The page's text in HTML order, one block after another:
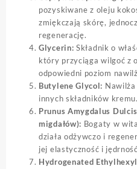
pozyskiwane z oleju
zmiękczają skórę,
regenerację.
Glycerin: Składnik o
który przyciąga wilgoć z
odpowiedni poziom
Butylene Glycol:
innych składników kremu.
Prunus Amygdalus
migdałów): Bogaty w
działa odżywczo i
jej elastyczność i
Hydrogenated